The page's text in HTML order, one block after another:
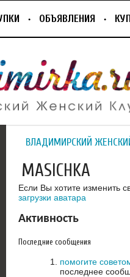
ОБЪЯВЛЕНИЯ
ВЛАДИМИРСКИЙ
MASICHKA
Если Вы хотите изменить
загрузки аватара
Активность
Последние сообщения
помогите
последнее